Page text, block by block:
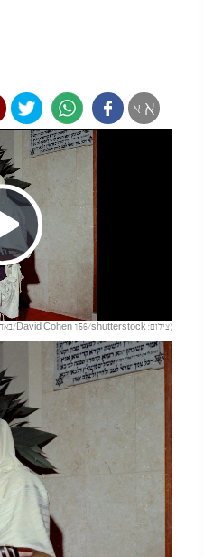
א א
Play
Video
(צילום: David Cohen 156/shutterstock/באדיבות המצלם)